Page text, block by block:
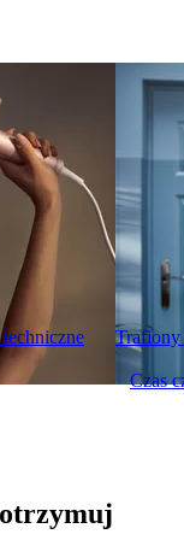
Trafiony
Czas